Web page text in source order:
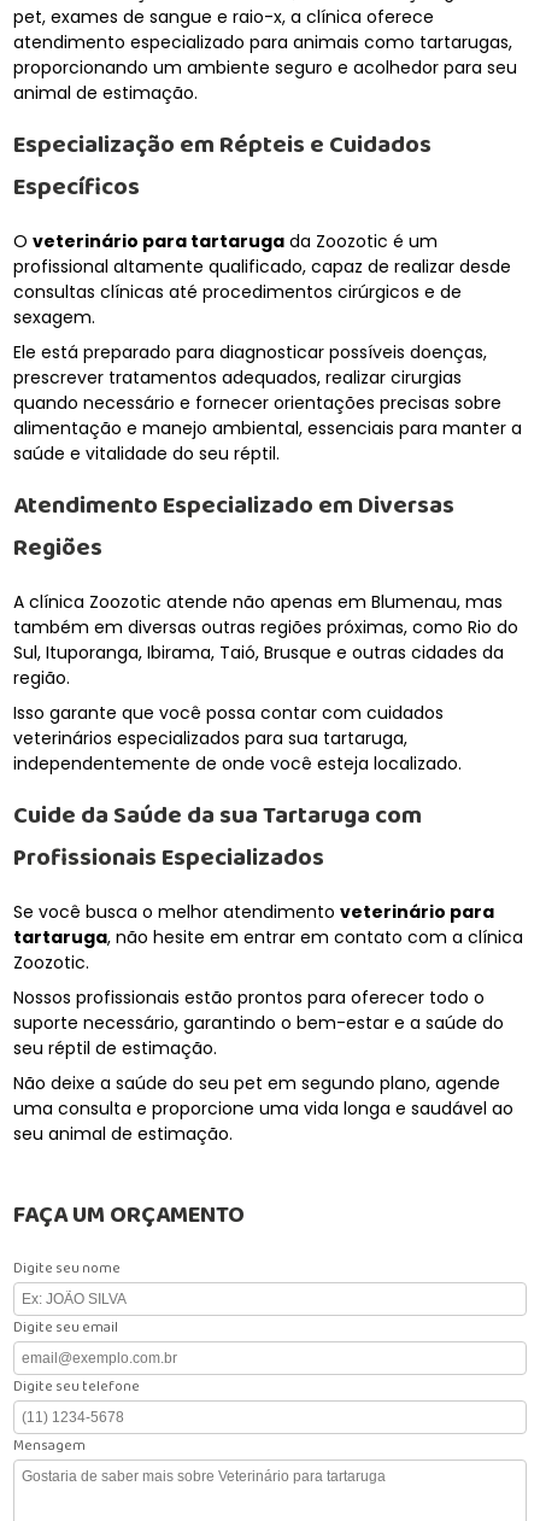
pet, exames de sangue e raio-x, a clínica oferece
atendimento especializado para animais como tartarugas,
proporcionando um ambiente seguro e acolhedor para seu
animal de estimação.
Especialização em Répteis e Cuidados
Específicos
Oveterinário para tartaruga da Zoozotic é um
profissional altamente qualificado, capaz de realizar desde
consultas clínicas até procedimentos cirúrgicos e de
sexagem.
Ele está preparado para diagnosticar possíveis doenças,
prescrever tratamentos adequados, realizar cirurgias
quando necessário e fornecer orientações precisas sobre
alimentação e manejo ambiental, essenciais para manter a
saúde e vitalidade do seu réptil.
Atendimento Especializado em Diversas
Regiões
A clínica Zoozotic atende não apenas em Blumenau, mas
também em diversas outras regiões próximas, como Rio do
Sul, Ituporanga, Ibirama, Taió, Brusque e outras cidades da
região.
Isso garante que você possa contar com cuidados
veterinários especializados para sua tartaruga,
independentemente de onde você esteja localizado.
Cuide da Saúde da sua Tartaruga com
Profissionais Especializados
Se você busca o melhor atendimentoveterinário para
tartaruga, não hesite em entrar em contato com a clínica
Zoozotic.
Nossos profissionais estão prontos para oferecer todo o
suporte necessário, garantindo o bem-estar e a saúde do
seu réptil de estimação.
Não deixe a saúde do seu pet em segundo plano, agende
uma consulta e proporcione uma vida longa e saudável ao
seu animal de estimação.
FAÇA UM ORÇAMENTO
Digite seu nome
Digite seu email
Digite seu telefone
Mensagem